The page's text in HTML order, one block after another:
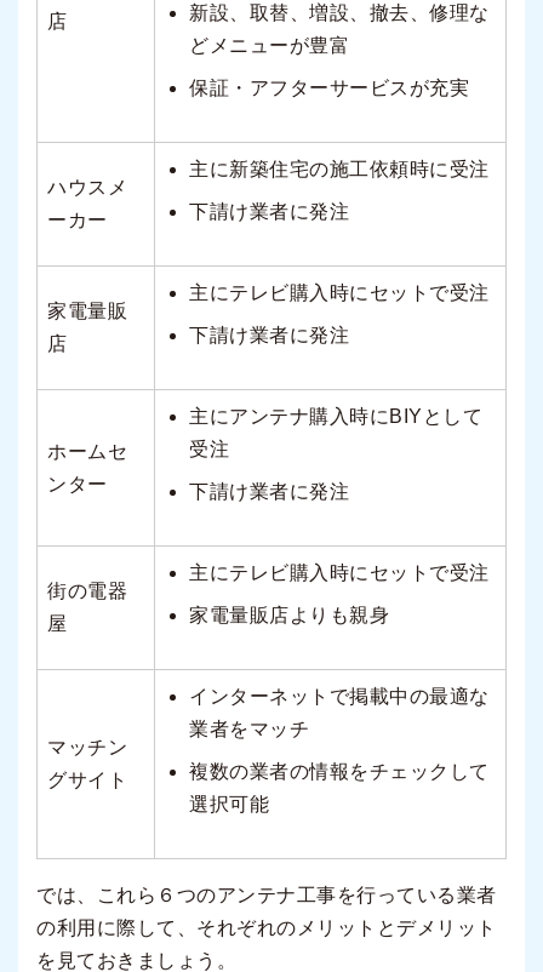
店
新設、取替、増設、撤去、修理な
どメニューが豊富
保証・アフターサービスが充実
ハウスメ
ーカー
主に新築住宅の施工依頼時に受注
下請け業者に発注
家電量販
店
主にテレビ購入時にセットで受注
下請け業者に発注
ホームセ
ンター
主にアンテナ購入時にBIYとして
受注
下請け業者に発注
街の電器
屋
主にテレビ購入時にセットで受注
家電量販店よりも親身
マッチン
グサイト
インターネットで掲載中の最適な
業者をマッチ
複数の業者の情報をチェックして
選択可能
では、これら６つのアンテナ工事を行っている業者
の利用に際して、それぞれのメリットとデメリット
を見ておきましょう。